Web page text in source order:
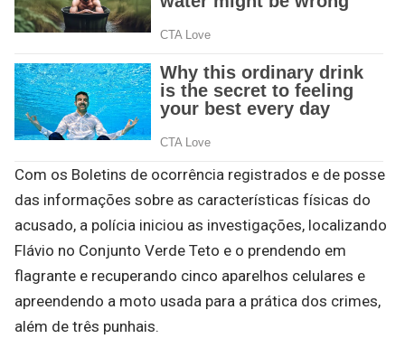
Com os Boletins de ocorrência registrados e de posse
das informações sobre as características físicas do
acusado, a polícia iniciou as investigações, localizando
Flávio no Conjunto Verde Teto e o prendendo em
flagrante e recuperando cinco aparelhos celulares e
apreendendo a moto usada para a prática dos crimes,
além de três punhais.